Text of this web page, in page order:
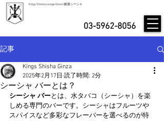
Kings Shisha Lounge Ginza | 銀座シーシャ
03-5962-8056
記事
シーシャ バーとは？
Kings Shisha Ginza
2025年2月17日 読了時間: 2分
シーシャ バーとは、水タバコ（シーシャ）を楽
しめる専門のバーです。シーシャはフルーツや
スパイスなど多彩なフレーバーを選べるのが特